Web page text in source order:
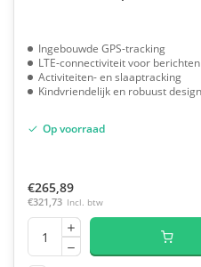
Ingebouwde GPS-tracking
LTE-connectiviteit voor berichten
Activiteiten- en slaaptracking
Kindvriendelijk en robuust design
Op voorraad
€265,89
€321,73 Incl. btw